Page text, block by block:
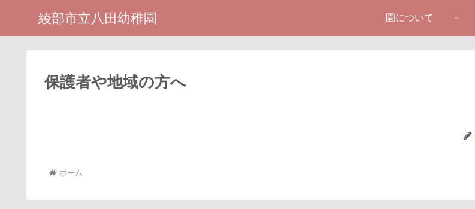
綾部市立八田幼稚園 園について
保護者や地域の方へ
ホーム